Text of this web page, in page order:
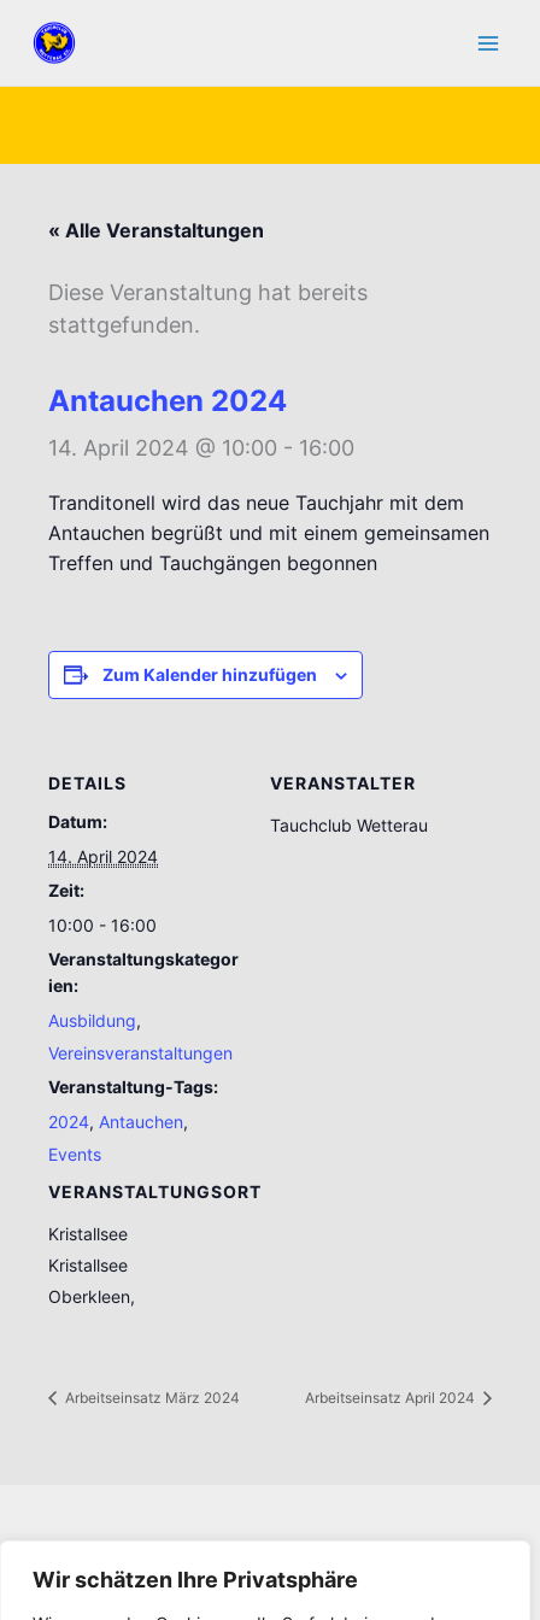
Wir schätzen Ihre Privatsphäre
Inhalt
« Alle Veranstaltungen
Diese Veranstaltung hat bereits
stattgefunden.
Antauchen 2024
14. April 2024 @ 10:00 - 16:00
Tranditonell wird das neue Tauchjahr mit dem
Antauchen begrüßt und mit einem gemeinsamen
Treffen und Tauchgängen begonnen
Zum Kalender hinzufügen
DETAILS
Datum:
14. April 2024
Zeit:
10:00 - 16:00
Veranstaltungskategor
ien:
Ausbildung,
Vereinsveranstaltungen
Veranstaltung-Tags:
2024, Antauchen,
Events
VERANSTALTUNGSORT
Kristallsee
Kristallsee
Oberkleen,
VERANSTALTER
Tauchclub Wetterau
Arbeitseinsatz März 2024 Arbeitseinsatz April 2024
Datenschutz